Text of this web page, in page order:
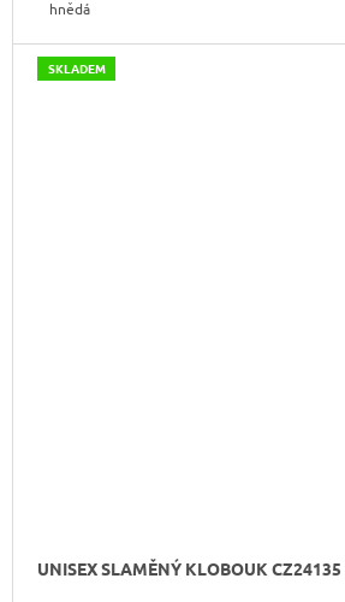
hnědá
SKLADEM
UNISEX SLAMĚNÝ KLOBOUK CZ24135